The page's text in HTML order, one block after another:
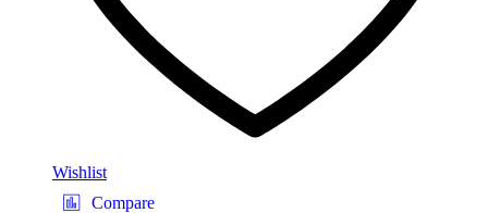
Wishlist
Compare